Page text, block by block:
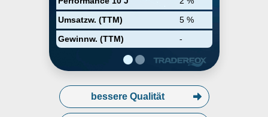
Umsatzw. (TTM)
5 %
Gewinnw. (TTM)
-
optical products group
purchasing organization. The
company was founded in 2004
and is headquartered in
bessere Qualität